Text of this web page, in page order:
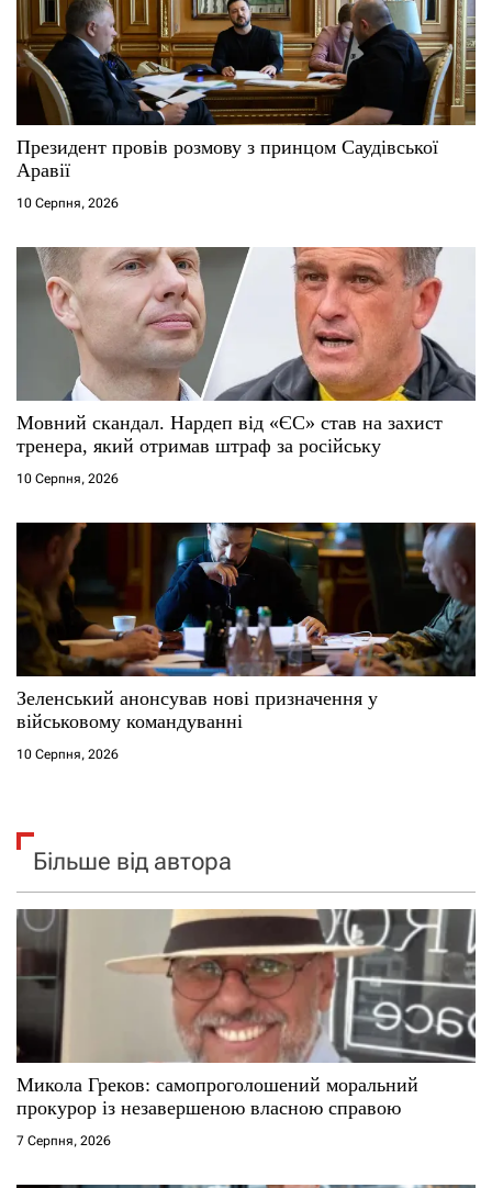
п
и
с
і
в
Президент провів розмову з принцом Саудівської
Аравії
10 Серпня, 2026
Мовний скандал. Нардеп від «ЄС» став на захист
тренера, який отримав штраф за російську
10 Серпня, 2026
Зеленський анонсував нові призначення у
військовому командуванні
10 Серпня, 2026
Більше від автора
Микола Греков: самопроголошений моральний
прокурор із незавершеною власною справою
7 Серпня, 2026